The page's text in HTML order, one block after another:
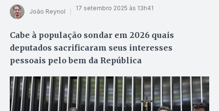
João Reynol 17 setembro 2025 às 13h41
Cabe à população sondar em 2026 quais
deputados sacrificaram seus interesses
pessoais pelo bem da República